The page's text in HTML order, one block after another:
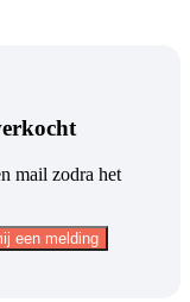
mail zodra het